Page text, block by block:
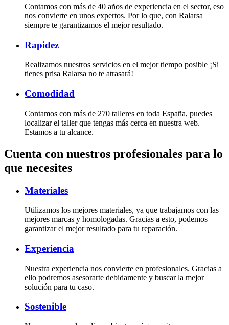
Contamos con más de 40 años de experiencia en el sector, eso
nos convierte en unos expertos. Por lo que, con Ralarsa
siempre te garantizamos el mejor resultado.
Rapidez
Realizamos nuestros servicios en el mejor tiempo posible ¡Si
tienes prisa Ralarsa no te atrasará!
Comodidad
Contamos con más de 270 talleres en toda España, puedes
localizar el taller que tengas más cerca en nuestra web.
Estamos a tu alcance.
Cuenta con nuestros profesionales para lo
que necesites
Materiales
Utilizamos los mejores materiales, ya que trabajamos con las
mejores marcas y homologadas. Gracias a esto, podemos
garantizar el mejor resultado para tu reparación.
Experiencia
Nuestra experiencia nos convierte en profesionales. Gracias a
ello podremos asesorarte debidamente y buscar la mejor
solución para tu caso.
Sostenible